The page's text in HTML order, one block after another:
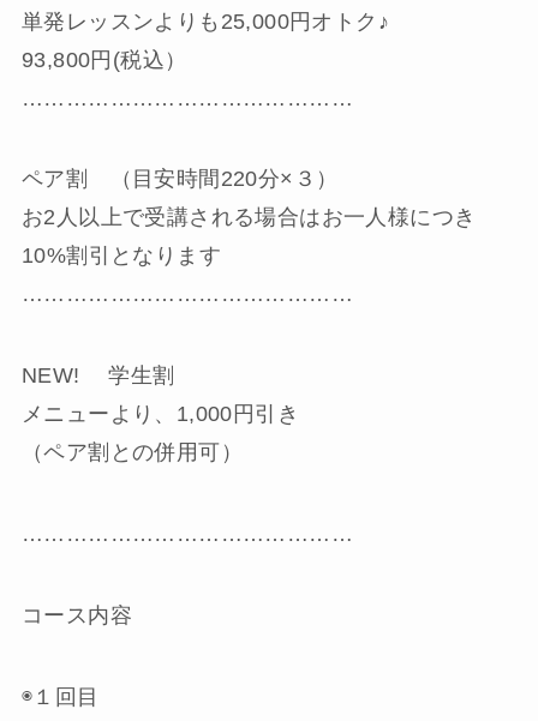
単発レッスンよりも25,000円オトク♪
93,800円(税込）
………………………………………
ペア割 （目安時間220分×３）
お2人以上で受講される場合はお一人様につき
10%割引となります
………………………………………
NEW! 学生割
メニューより、1,000円引き
（ペア割との併用可）
………………………………………
コース内容
◉１回目